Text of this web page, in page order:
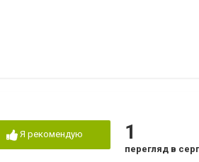
Я рекомендую 1
перегляд в